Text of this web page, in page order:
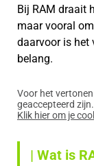
Bij RAM draait
maar vooral
daarvoor is het
belang.
Voor het
geaccepteerd zijn.
Klik hier om je
| Wat is